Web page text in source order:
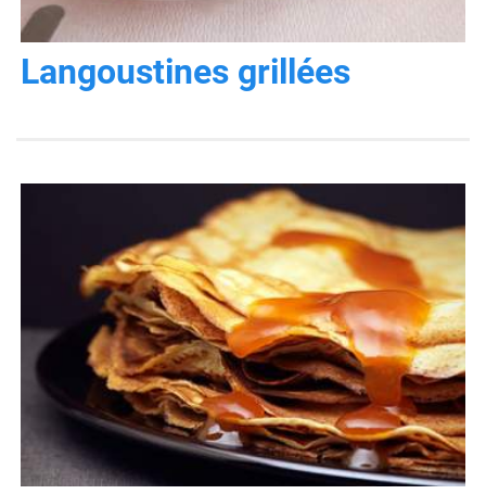
Langoustines grillées